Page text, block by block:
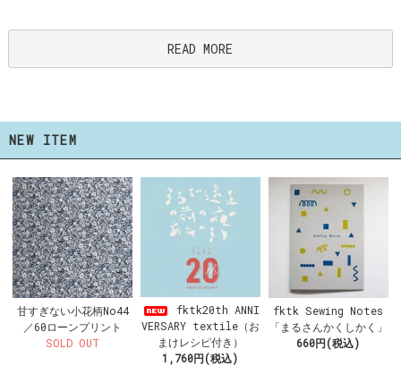
READ MORE
NEW ITEM
甘すぎない小花柄No44
／60ローンプリント
SOLD OUT
fktk20th ANNI
VERSARY textile（お
まけレシピ付き）
1,760円(税込)
fktk Sewing Notes
「まるさんかくしかく」
660円(税込)